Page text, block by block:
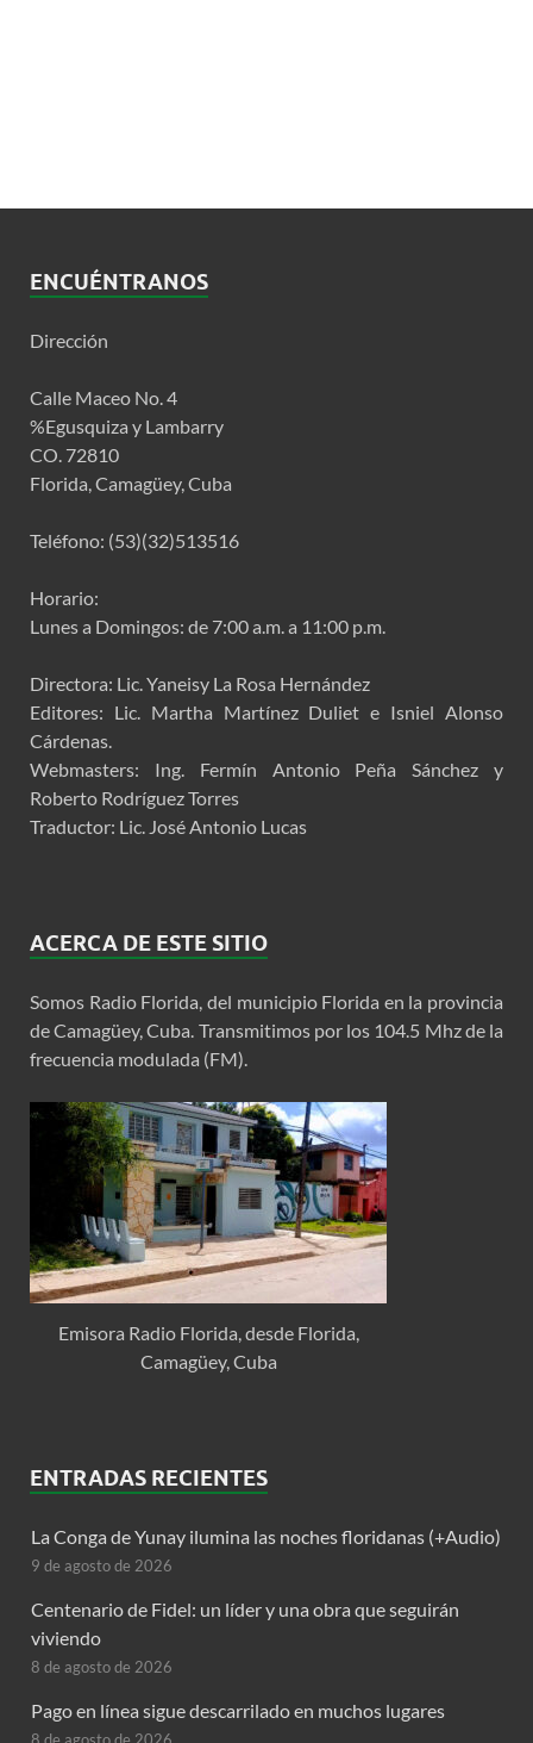
ENCUÉNTRANOS
Dirección
Calle Maceo No. 4
%Egusquiza y Lambarry
CO. 72810
Florida, Camagüey, Cuba
Teléfono: (53)(32)513516
Horario:
Lunes a Domingos: de 7:00 a.m. a 11:00 p.m.
Directora: Lic. Yaneisy La Rosa Hernández
Editores: Lic. Martha Martínez Duliet e Isniel Alonso
Cárdenas.
Webmasters: Ing. Fermín Antonio Peña Sánchez y
Roberto Rodríguez Torres
Traductor: Lic. José Antonio Lucas
ACERCA DE ESTE SITIO
Somos Radio Florida, del municipio Florida en la provincia
de Camagüey, Cuba. Transmitimos por los 104.5 Mhz de la
frecuencia modulada (FM).
Emisora Radio Florida, desde Florida,
Camagüey, Cuba
ENTRADAS RECIENTES
La Conga de Yunay ilumina las noches floridanas (+Audio)
9 de agosto de 2026
Centenario de Fidel: un líder y una obra que seguirán
viviendo
8 de agosto de 2026
Pago en línea sigue descarrilado en muchos lugares